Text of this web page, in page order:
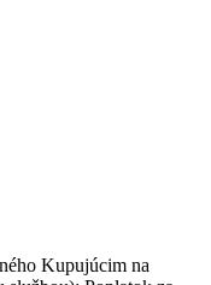
Kupujúcim na